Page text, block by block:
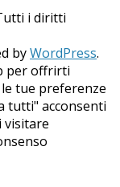
i diritti
byWordPress.
per offrirti
tue preferenze
tutti" acconsenti
visitare